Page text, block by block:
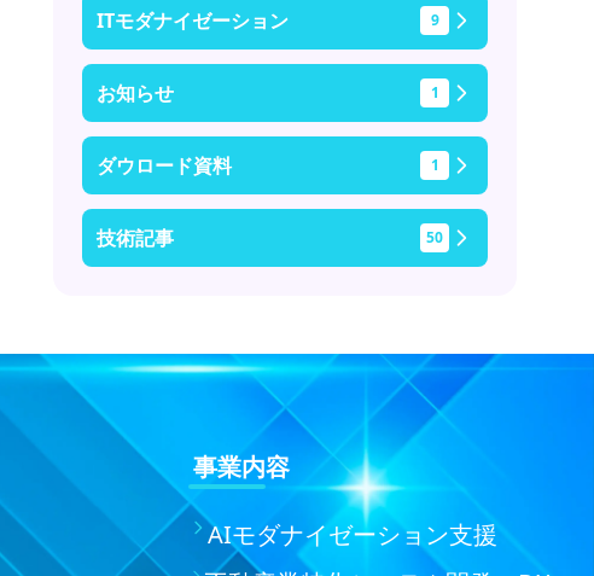
ITモダナイゼーション 9
お知らせ 1
ダウロード資料 1
技術記事 50
事業内容
AIモダナイゼーション支援